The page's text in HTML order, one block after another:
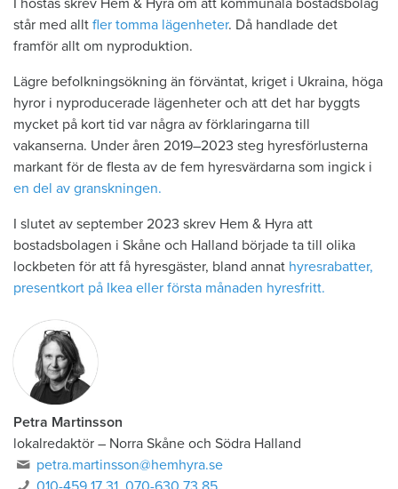
I höstas skrev Hem & Hyra om att kommunala bostadsbolag
står med allt fler tomma lägenheter. Då handlade det
framför allt om nyproduktion.
Lägre befolkningsökning än förväntat, kriget i Ukraina, höga
hyror i nyproducerade lägenheter och att det har byggts
mycket på kort tid var några av förklaringarna till
vakanserna. Under åren 2019–2023 steg hyresförlusterna
markant för de flesta av de fem hyresvärdarna som ingick i
en del av granskningen.
I slutet av september 2023 skrev Hem & Hyra att
bostadsbolagen i Skåne och Halland började ta till olika
lockbeten för att få hyresgäster, bland annat hyresrabatter,
presentkort på Ikea eller första månaden hyresfritt.
Petra Martinsson
lokalredaktör – Norra Skåne och Södra Halland
petra.martinsson@hemhyra.se